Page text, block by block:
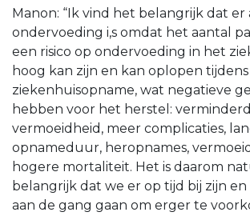
Manon: “Ik vind het belangrijk dat
ondervoeding i,s omdat het aantal
een risico op ondervoeding in het
hoog kan zijn en kan oplopen tijdens
ziekenhuisopname, wat negatieve
hebben voor het herstel:
vermoeidheid, meer complicaties,
opnameduur, heropnames,
hogere mortaliteit. Het is daarom
belangrijk dat we er op tijd bij zijn en
aan de gang gaan om erger te